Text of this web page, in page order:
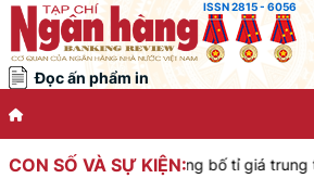
ISSN 2815 - 6056
Đọc ấn phẩm in
CON SỐ VÀ SỰ KIỆN:
Nam công bố tỉ giá trung tâm của